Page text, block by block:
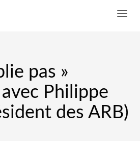
pas »
Philippe
des ARB)